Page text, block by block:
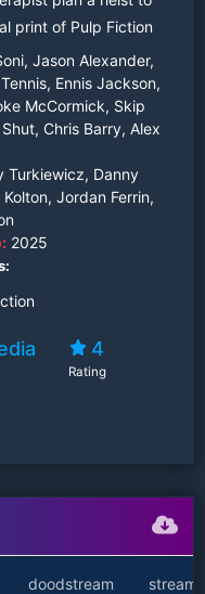
print of Pulp Fiction
Jason Alexander,
Ennis Jackson,
McCormick, Skip
Chris Barry, Alex
Turkiewicz, Danny
Jordan Ferrin,
2025
4
Rating
doodstream